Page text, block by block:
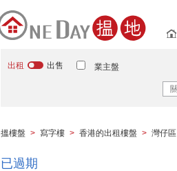
出租 出售 業主盤
搵樓盤 > 寫字樓 > 香港的出租樓盤 > 灣仔區
已過期